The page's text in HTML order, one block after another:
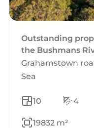
Outstanding
the Bushmans
Grahamstown
Sea
10 4
19832 m²